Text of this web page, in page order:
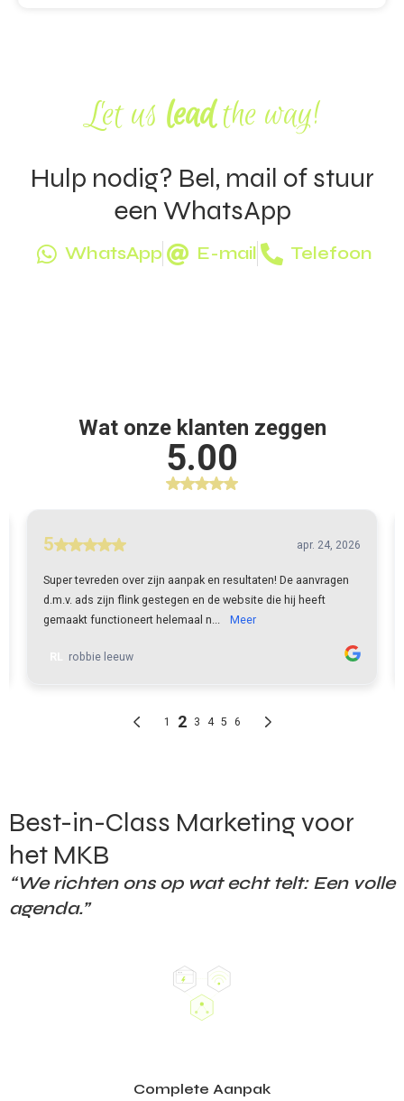
Let us leadthe way!
Hulp nodig? Bel, mail of stuur
een WhatsApp
WhatsApp E-mail Telefoon
Best-in-Class Marketing voor
het MKB
“We richten ons op wat echt telt: Een volle
agenda.”
Complete Aanpak